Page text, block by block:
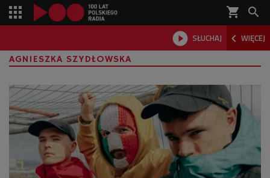
shopping_cart 
 SŁUCHAJ  WIĘCEJ

AGNIESZKA SZYDŁOWSKA